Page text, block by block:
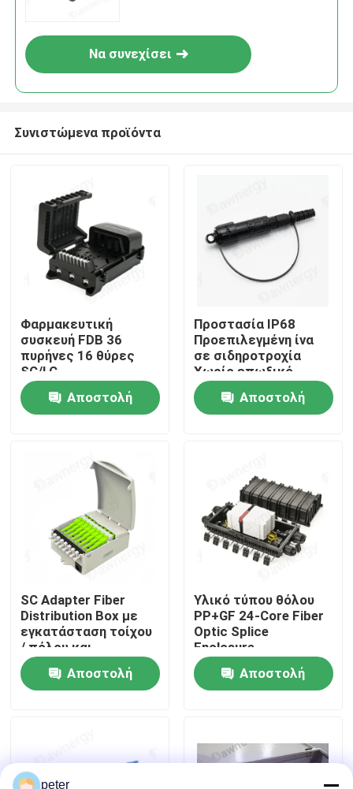
Σπίτι
Προϊόντα
Περίπου εμείς
Γύρος εργοστασίων
Μας ελάτε σε επαφή με
Ειδήσεις
Ζητήστε ένα απόσπασμα
Να συνεχίσει
Συνιστώμενα προϊόντα
Φαρμακευτική
συσκευή FDB 36
πυρήνες 16 θύρες
SC/LC
Αποστολή
Προστασία IP68
Προεπιλεγμένη ίνα
σε σιδηροτροχία
Χωρίς επωξικό
στεγνώσιμο και
γυαλισμό με υλικά
στερέωσης PC ABS
Αποστολή
SC Adapter Fiber
Distribution Box με
εγκατάσταση τοίχου
/ πόλου και
συνδετήρα Fiber
Splice Box Type
Αποστολή
Υλικό τύπου θόλου
PP+GF 24-Core Fiber
Optic Splice
Enclosure
Αποστολή
peter